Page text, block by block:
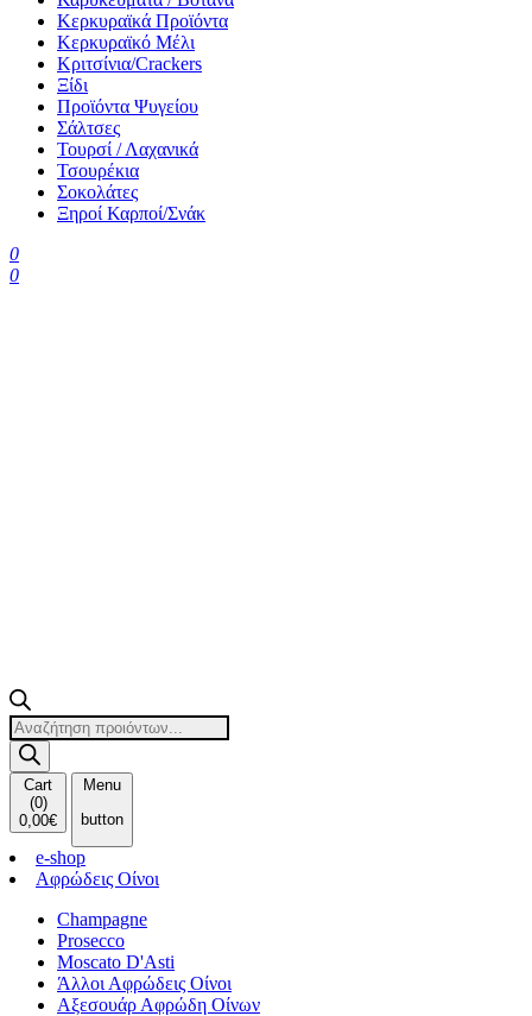
Κερκυραϊκά Προϊόντα
Κερκυραϊκό Μέλι
Κριτσίνια/Crackers
Ξίδι
Προϊόντα Ψυγείου
Σάλτσες
Τουρσί / Λαχανικά
Τσουρέκια
Σοκολάτες
Ξηροί Καρποί/Σνάκ
0
0
Products
search
Cart
(0)
0,00€
Menu
button
e-shop
Αφρώδεις Οίνοι
Champagne
Prosecco
Moscato D'Asti
Άλλοι Αφρώδεις Οίνοι
Αξεσουάρ Αφρώδη Οίνων